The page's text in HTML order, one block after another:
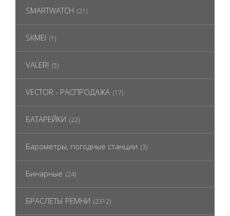
SMARTWATCH (21)
SKMEI (1)
VALERI (5)
VECTOR - РАСПРОДАЖА (17)
БАТАРЕЙКИ (22)
Барометры, погодные станции (3)
Бинарные (24)
БРАСЛЕТЫ РЕМНИ (2312)